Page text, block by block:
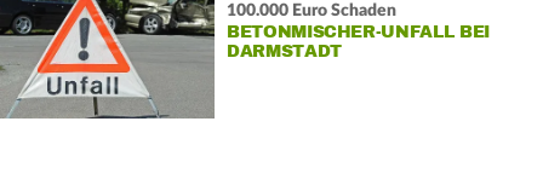
100.000 Euro Schaden
BETONMISCHER-UNFALL BEI
DARMSTADT